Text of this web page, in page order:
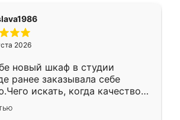
2026
новый шкаф в студии
ранее заказывала себе
искать, когда качеством
Служит кухня уже почти
нет.